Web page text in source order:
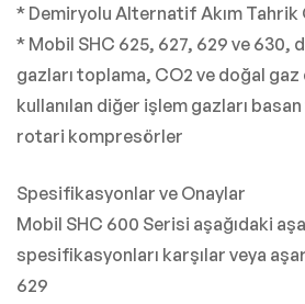
* Demiryolu Alternatif Akım Tahrik
* Mobil SHC 625, 627, 629 ve 630,
gazları toplama, CO2 ve doğal
kullanılan diğer işlem gazları
rotari kompresörler
Spesifikasyonlar ve Onaylar
Mobil SHC 600 Serisi aşağıdaki
spesifikasyonları karşılar veya
629